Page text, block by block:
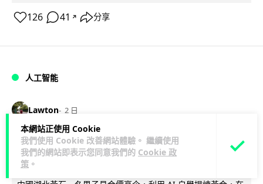
本網站正使用 Cookie
我們使用 Cookie 改善網站體驗。 繼續使用
我們的網站即表示您同意我們的 Cookie 政
策 。
126 41 ↗ 分享
人工智能
Lawton 2 日
中國湖北男自學 AI 「煉金術」 屋內煉
金冒濃煙驚動全區